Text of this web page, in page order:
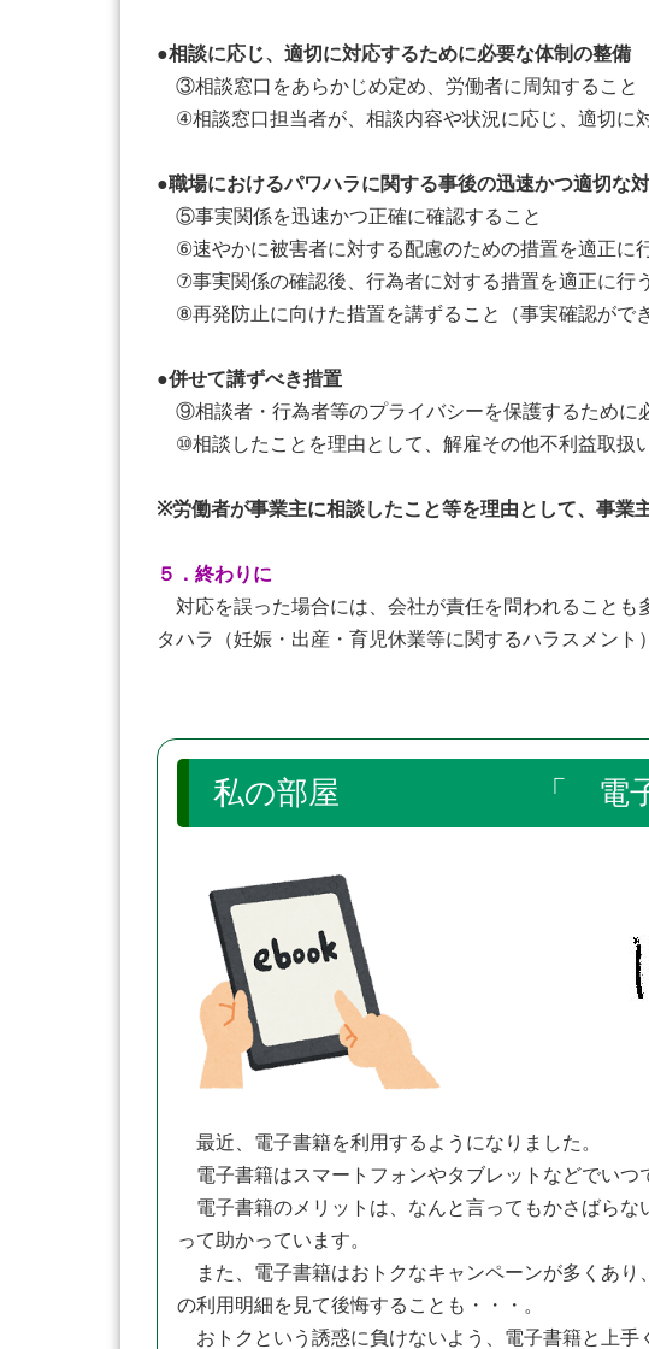
●相談に応じ、適切に対応するために必要な体制の整備
③相談窓口をあらかじめ定め、労働者に周知すること
④相談窓口担当者が、相談内容や状況に応じ、適切に
●職場におけるパワハラに関する事後の迅速かつ適切な
⑤事実関係を迅速かつ正確に確認すること
⑥速やかに被害者に対する配慮のための措置を適正に
⑦事実関係の確認後、行為者に対する措置を適正に行
⑧再発防止に向けた措置を講ずること（事実確認がで
●併せて講ずべき措置
⑨相談者・行為者等のプライバシーを保護するために
⑩相談したことを理由として、解雇その他不利益取扱
※労働者が事業主に相談したこと等を理由として、事業
５．終わりに
対応を誤った場合には、会社が責任を問われることも
タハラ（妊娠・出産・育児休業等に関するハラスメン
私の部屋 「 電子
最近、電子書籍を利用するようになりました。
電子書籍はスマートフォンやタブレットなどでいつ
電子書籍のメリットは、なんと言ってもかさばらな
って助かっています。
また、電子書籍はおトクなキャンペーンが多くあり
の利用明細を見て後悔することも・・・。
おトクという誘惑に負けないよう、電子書籍と上手